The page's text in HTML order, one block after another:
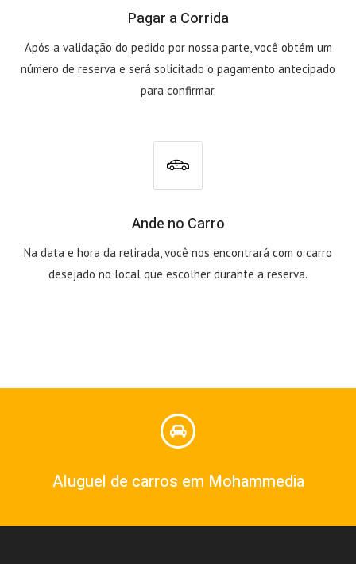
Pagar a Corrida
Após a validação do pedido por nossa parte, você obtém um
número de reserva e será solicitado o pagamento antecipado
para confirmar.
Ande no Carro
Na data e hora da retirada, você nos encontrará com o carro
desejado no local que escolher durante a reserva.
Aluguel de carros em Mohammedia